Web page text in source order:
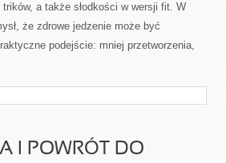
trików, a także słodkości w wersji fit. W
że zdrowe jedzenie może być
podejście: mniej przetworzenia,
I POWRÓT DO